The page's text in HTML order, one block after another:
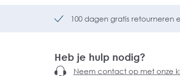
100 dagen gratis retourneren
Heb je hulp nodig?
Neem contact op met onze